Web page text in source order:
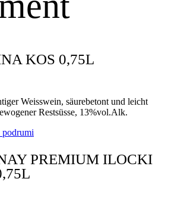
KOS 0,75L
Weisswein, säurebetont und leicht
Restsüsse, 13%vol.Alk.
PREMIUM ILOCKI